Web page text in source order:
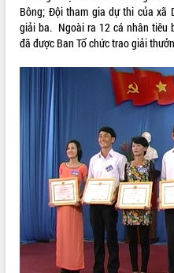
Diễn đàn Kinh tế tư nhân Việt Nam đột
phá cơ chế - Hợp tác công tư
Đề án 06 tạo bước ngoặt đột phá trong
cải cách hành chính tỉnh Đắk Lắk
Kết nối tour, đẩy mạnh chuyển đổi số
để phát triển du lịch Đắk Lắk
Khởi động Dự án Đầu tư xây dựng hạ
tầng kỹ thuật Cụm công nghiệp Tân
Gặp mặt các cơ quan báo chí nhân Kỷ
niệm 101 năm Ngày Báo chí Cách
mạng Việt Nam
Đắk Lắk sơ kết 4 năm triển khai thực
hiện Đề án 06 của Chính phủ
Họp báo thông tin về Hội nghị Công bố
Bông; Đội tham gia dự thi của xã
giải ba. Ngoài ra 12 cá nhân tiêu
đã được Ban Tổ chức trao giải